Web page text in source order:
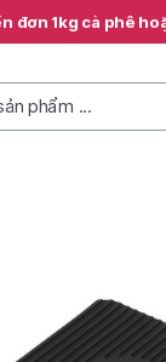
đơn 1kg cà phê
phẩm ...